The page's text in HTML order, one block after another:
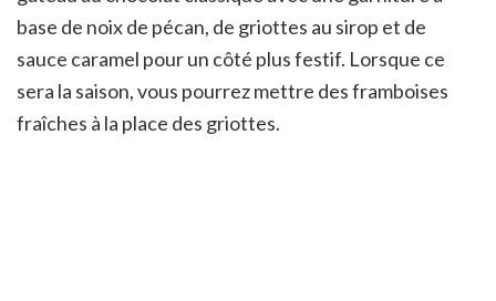
base de noix de pécan, de griottes au sirop et de
sauce caramel pour un côté plus festif. Lorsque ce
sera la saison, vous pourrez mettre des framboises
fraîches à la place des griottes.